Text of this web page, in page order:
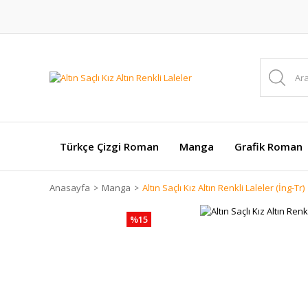
Türkçe Çizgi Roman Manga Grafik Roman
Anasayfa Manga Altın Saçlı Kız Altın Renkli Laleler (İng-Tr)
%15